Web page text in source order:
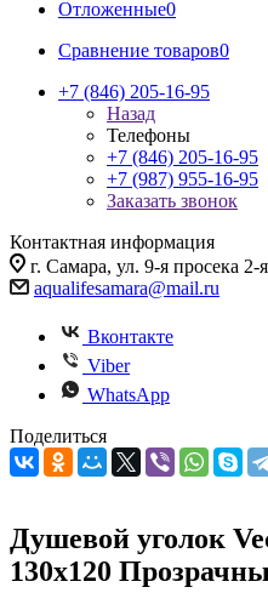
Отложенные0
Сравнение товаров0
+7 (846) 205-16-95
Назад
Телефоны
+7 (846) 205-16-95
+7 (987) 955-16-95
Заказать звонок
Контактная информация
г. Самара, ул. 9-я просека
aqualifesamara@mail.ru
Вконтакте
Viber
WhatsApp
Поделиться
Душевой уголок
130x120